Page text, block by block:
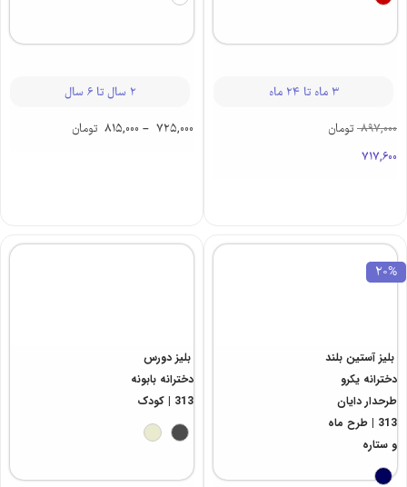
3 ماه تا 24 ماه
897,000
717,600
تومان
2 سال تا 6 سال
725,000
–
815,000 تومان
20%
بلیز آستین بلند
دخترانه یکرو
طرحدار دایان
313 | طرح ماه
و ستاره
بلیز دورس
دخترانه بابونه
313 | کودک